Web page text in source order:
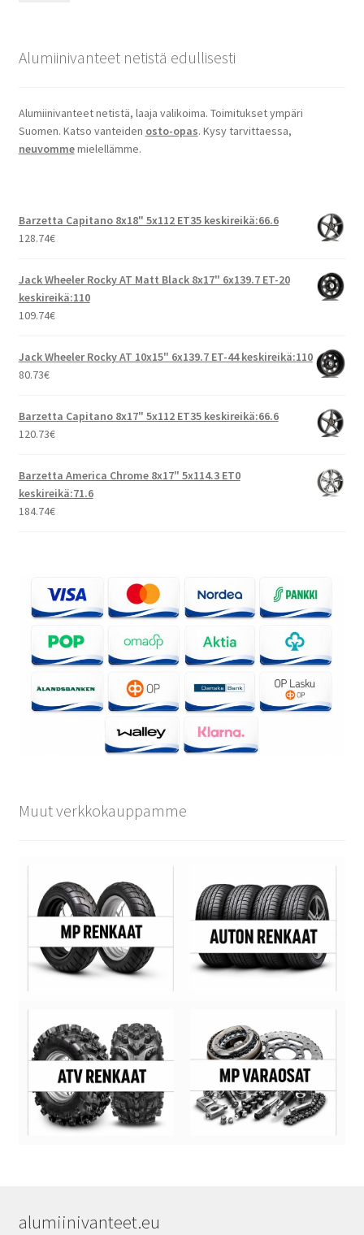
Alumiinivanteet netistä edullisesti
Alumiinivanteet netistä, laaja valikoima. Toimitukset ympäri
Suomen. Katso vanteiden osto-opas. Kysy tarvittaessa,
neuvommemielellämme.
Barzetta Capitano 8x18" 5x112 ET35 keskireikä:66.6
128.74€
Jack Wheeler Rocky AT Matt Black 8x17" 6x139.7 ET-20
keskireikä:110
109.74€
Jack Wheeler Rocky AT 10x15" 6x139.7 ET-44 keskireikä:110
80.73€
Barzetta Capitano 8x17" 5x112 ET35 keskireikä:66.6
120.73€
Barzetta America Chrome 8x17" 5x114.3 ET0
keskireikä:71.6
184.74€
Muut verkkokauppamme
alumiinivanteet.eu